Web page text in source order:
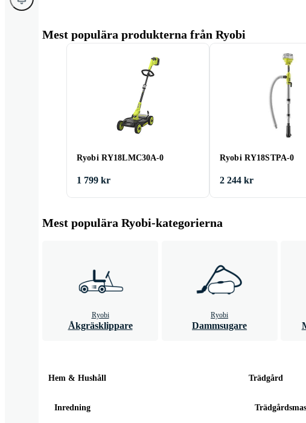
Mest populära produkterna från Ryobi
Ryobi RY18LMC30A-0
1 799 kr
Ryobi RY18STPA-0
2 244 kr
Mest populära Ryobi-kategorierna
Ryobi
Åkgräsklippare
Ryobi
Dammsugare
Hem & Hushåll
Inredning
Trädgård